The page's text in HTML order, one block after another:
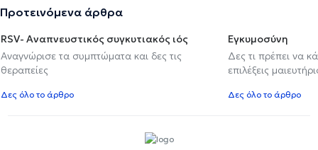
Προτεινόμενα άρθρα
RSV- Αναπνευστικός συγκυτιακός ιός
Αναγνώρισε τα συμπτώματα και δες τις
θεραπείες
Δες όλο το άρθρο
Εγκυμοσύνη
Δες τι πρέπει να
επιλέξεις
Δες όλο το άρθρο